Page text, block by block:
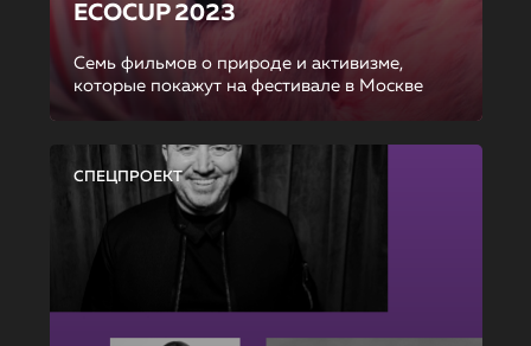
ECOCUP 2023
Семь фильмов о природе и активизме,
которые покажут на фестивале в Москве
СПЕЦПРОЕКТ